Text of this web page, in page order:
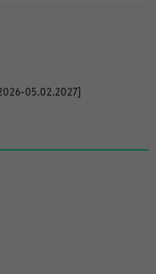
05.02.2027]